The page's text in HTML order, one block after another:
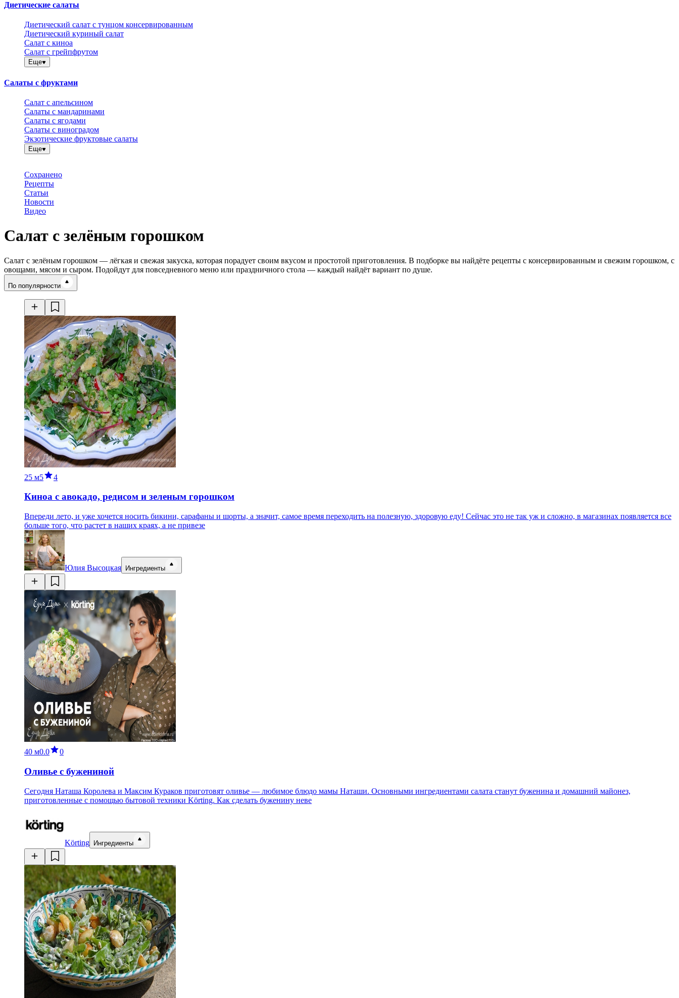
Диетические салаты
Диетический салат с тунцом консервированным
Диетический куриный салат
Салат с киноа
Салат с грейпфрутом
Еще
Салаты с фруктами
Салат с апельсином
Салаты с мандаринами
Салаты с ягодами
Салаты с виноградом
Экзотические фруктовые салаты
Еще
Сохранено
Рецепты
Статьи
Новости
Видео
Салат с зелёным горошком
Салат с зелёным горошком — лёгкая и свежая закуска, которая порадует своим вкусом и простотой приготовления. В подборке вы найдёте рецепты с консервированным и свежим горошком, с
овощами, мясом и сыром. Подойдут для повседневного меню или праздничного стола — каждый найдёт вариант по душе.
Время готовки
По популярности
25 м5 4
Киноа с авокадо, редисом и зеленым горошком
Впереди лето, и уже хочется носить бикини, сарафаны и шорты, а значит, самое время переходить на полезную, здоровую еду! Сейчас это не так уж и сложно, в магазинах появляется все
больше того, что растет в наших краях, а не привезе
Юлия Высоцкая Ингредиенты
40 м0.0 0
Оливье с бужениной
Сегодня Наташа Королева и Максим Кураков приготовят оливье — любимое блюдо мамы Наташи. Основными ингредиентами салата станут буженина и домашний майонез,
приготовленные с помощью бытовой техники Körting. Как сделать буженину неве
Körting Ингредиенты